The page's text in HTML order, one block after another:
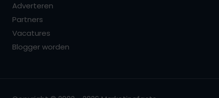
Adverteren
Partners
Vacatures
Blogger worden